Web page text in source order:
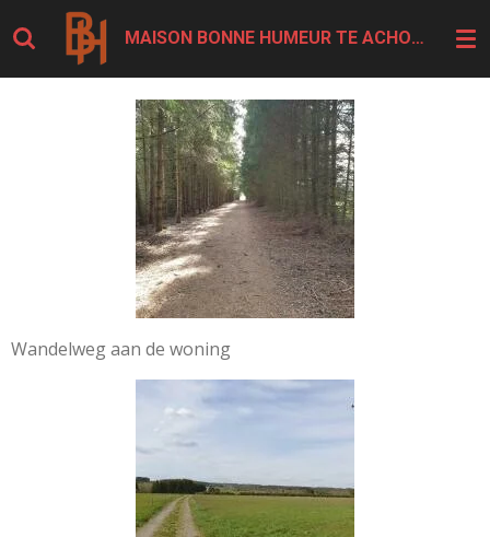
direct
naar
MAISON BONNE HUMEUR TE ACHOUFFE
Wandelweg aan de woning